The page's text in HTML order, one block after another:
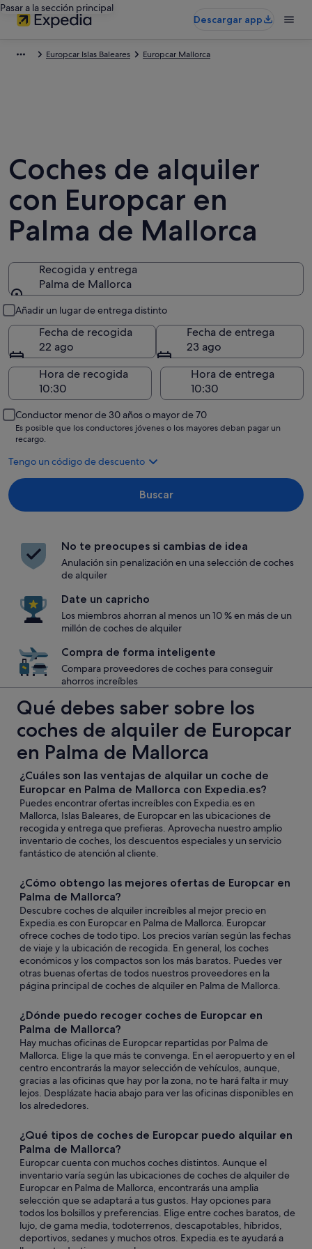
Pasar a la sección principal
Descargar app
Europcar Islas Baleares Europcar Mallorca
Coches de alquiler
con Europcar en
Palma de Mallorca
Recogida y entrega
Palma de Mallorca
Añadir un lugar de entrega distinto
Fecha de recogida
22 ago
Fecha de entrega
23 ago
Hora de recogida
Hora de entrega
Conductor menor de 30 años o mayor de 70
Es posible que los conductores jóvenes o los mayores deban pagar un
recargo.
Tengo un código de descuento
Buscar
No te preocupes si cambias de idea
Anulación sin penalización en una selección de coches
de alquiler
Date un capricho
Los miembros ahorran al menos un 10 % en más de un
millón de coches de alquiler
Compra de forma inteligente
Compara proveedores de coches para conseguir
ahorros increíbles
Qué debes saber sobre los
coches de alquiler de Europcar
en Palma de Mallorca
¿Cuáles son las ventajas de alquilar un coche de
Europcar en Palma de Mallorca con Expedia.es?
Puedes encontrar ofertas increíbles con Expedia.es en
Mallorca, Islas Baleares, de Europcar en las ubicaciones de
recogida y entrega que prefieras. Aprovecha nuestro amplio
inventario de coches, los descuentos especiales y un servicio
fantástico de atención al cliente.
¿Cómo obtengo las mejores ofertas de Europcar en
Palma de Mallorca?
Descubre coches de alquiler increíbles al mejor precio en
Expedia.es con Europcar en Palma de Mallorca. Europcar
ofrece coches de todo tipo. Los precios varían según las fechas
de viaje y la ubicación de recogida. En general, los coches
económicos y los compactos son los más baratos. Puedes ver
otras buenas ofertas de todos nuestros proveedores en la
página principal de coches de alquiler en Palma de Mallorca.
¿Dónde puedo recoger coches de Europcar en
Palma de Mallorca?
Hay muchas oficinas de Europcar repartidas por Palma de
Mallorca. Elige la que más te convenga. En el aeropuerto y en el
centro encontrarás la mayor selección de vehículos, aunque,
gracias a las oficinas que hay por la zona, no te hará falta ir muy
lejos. Desplázate hacia abajo para ver las oficinas disponibles en
los alrededores.
¿Qué tipos de coches de Europcar puedo alquilar en
Palma de Mallorca?
Europcar cuenta con muchos coches distintos. Aunque el
inventario varía según las ubicaciones de coches de alquiler de
Europcar en Palma de Mallorca, encontrarás una amplia
selección que se adaptará a tus gustos. Hay opciones para
todos los bolsillos y preferencias. Elige entre coches baratos, de
lujo, de gama media, todoterrenos, descapotables, híbridos,
deportivos, sedanes y muchos otros. Expedia.es te ayudará a